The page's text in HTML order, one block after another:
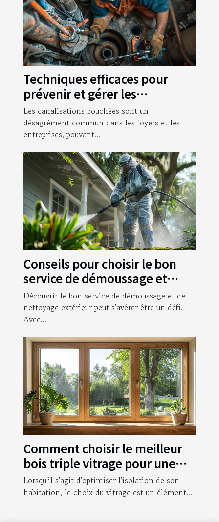
Techniques efficaces pour
prévenir et gérer les
canalisations bouchées
Les canalisations bouchées sont un
désagrément commun dans les foyers et les
entreprises, pouvant...
Conseils pour choisir le bon
service de démoussage et
nettoyage extérieur
Découvrir le bon service de démoussage et de
nettoyage extérieur peut s'avérer être un défi.
Avec...
Comment choisir le meilleur
bois triple vitrage pour une
isolation optimale
Lorsqu'il s'agit d'optimiser l'isolation de son
habitation, le choix du vitrage est un élément...